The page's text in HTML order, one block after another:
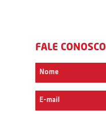
FALE CONOSCO